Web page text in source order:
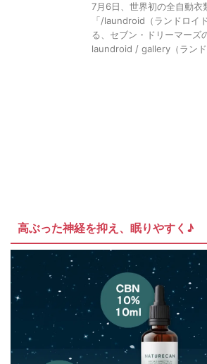
7月6日、世界初の全自動衣
「/laundroid（ランドロイ
る、セブン・ドリーマーズ
laundroid / gallery（ラン
高ぶった神経を抑え、眠りやすく♪